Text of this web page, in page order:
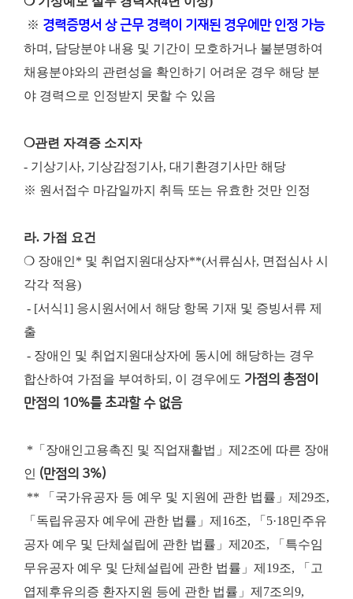
※ 경력증명서 상 근무 경력이 기재된 경우에만 인정 가능
하며, 담당분야 내용 및 기간이 모호하거나 불분명하여
채용분야와의 관련성을 확인하기 어려운 경우 해당 분
야 경력으로 인정받지 못할 수 있음
❍관련 자격증 소지자
- 기상기사, 기상감정기사, 대기환경기사만 해당
※ 원서접수 마감일까지 취득 또는 유효한 것만 인정
라. 가점 요건
❍ 장애인* 및 취업지원대상자**(서류심사, 면접심사 시
각각 적용)
- [서식1] 응시원서에서 해당 항목 기재 및 증빙서류 제
출
- 장애인 및 취업지원대상자에 동시에 해당하는 경우
합산하여 가점을 부여하되, 이 경우에도 가점의 총점이
만점의 10%를 초과할 수 없음
* 「장애인고용촉진 및 직업재활법」제2조에 따른 장애
인 (만점의 3%)
** 「국가유공자 등 예우 및 지원에 관한 법률」제29조,
「독립유공자 예우에 관한 법률」제16조, 「5·18민주유
공자 예우 및 단체설립에 관한 법률」제20조, 「특수임
무유공자 예우 및 단체설립에 관한 법률」제19조, 「고
엽제후유의증 환자지원 등에 관한 법률」제7조의9,